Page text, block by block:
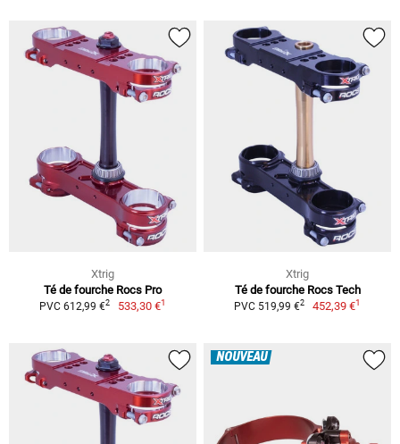
Xtrig
Té de fourche Rocs Pro
PVC 612,99 €2 533,30 €1
Xtrig
Té de fourche Rocs Tech
PVC 519,99 €2 452,39 €1
NOUVEAU